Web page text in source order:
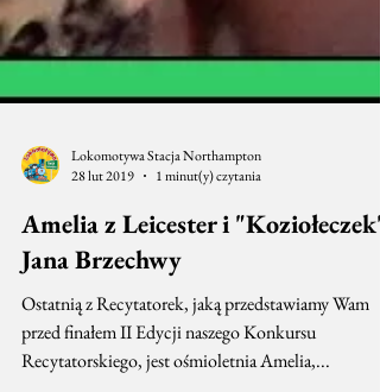
Lokomotywa Stacja Northampton
1 minut(y) czytania
Amelia z Leicester i "Koziołeczek"
Jana Brzechwy